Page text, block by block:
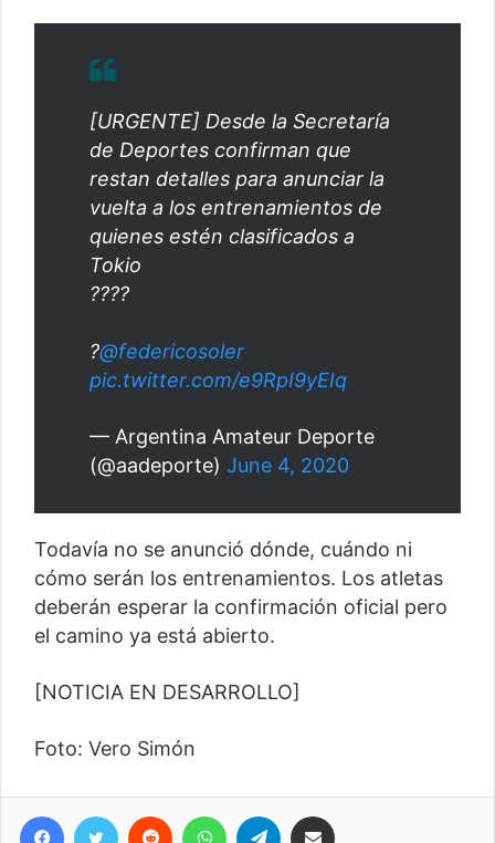
[URGENTE] Desde la Secretaría
de Deportes confirman que
restan detalles para anunciar la
vuelta a los entrenamientos de
quienes estén clasificados a
Tokio
????
?@federicosoler
pic.twitter.com/e9RpI9yEIq
— Argentina Amateur Deporte
(@aadeporte) June 4, 2020
Todavía no se anunció dónde, cuándo ni
cómo serán los entrenamientos. Los atletas
deberán esperar la confirmación oficial pero
el camino ya está abierto.
[NOTICIA EN DESARROLLO]
Foto: Vero Simón
Facebook
Twitter Reddit WhatsAppTelegram